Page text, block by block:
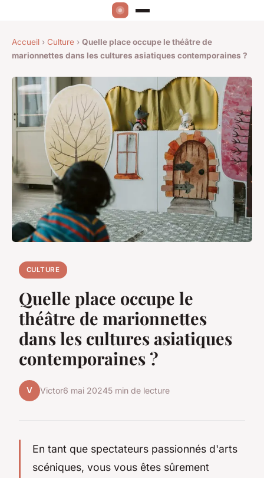
Accueil › Culture › Quelle place occupe le théâtre de
marionnettes dans les cultures asiatiques contemporaines ?
CULTURE
Quelle place occupe le
théâtre de marionnettes
dans les cultures asiatiques
contemporaines ?
V Victor6 mai 20245 min de lecture
En tant que spectateurs passionnés d'arts
scéniques, vous vous êtes sûrement